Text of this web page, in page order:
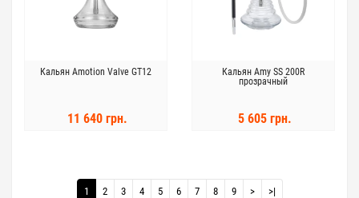
Кальян Amotion Valve GT12
11 640 грн.
Кальян Amy SS 200R
прозрачный
5 605 грн.
1 2 3 4 5 6 7 8 9 > >|